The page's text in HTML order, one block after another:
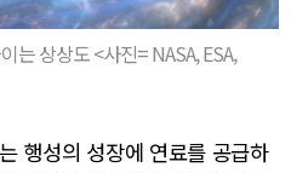
는 상상도 <사진= NASA, ESA,
행성의 성장에 연료를 공급하